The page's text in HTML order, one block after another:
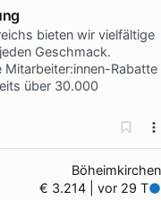
bieten wir vielfältige
Geschmack.
Rabatte
über 30.000
Böheimkirchen
€ 3.214 | vor 29 T